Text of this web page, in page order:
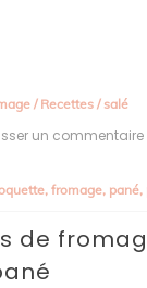
/ Recettes/ salé
un commentaire
, fromage, pané,
de